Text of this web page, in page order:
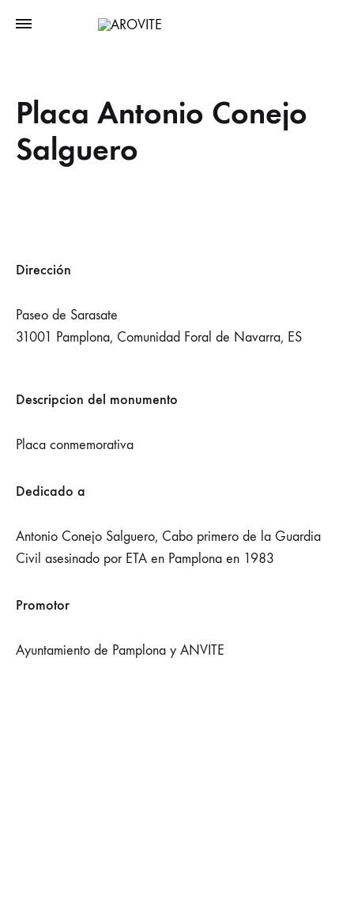
Placa Antonio Conejo
Salguero
Dirección
Paseo de Sarasate
31001 Pamplona, Comunidad Foral de Navarra, ES
Descripcion del monumento
Placa conmemorativa
Dedicado a
Antonio Conejo Salguero, Cabo primero de la Guardia
Civil asesinado por ETA en Pamplona en 1983
Promotor
Ayuntamiento de Pamplona y ANVITE